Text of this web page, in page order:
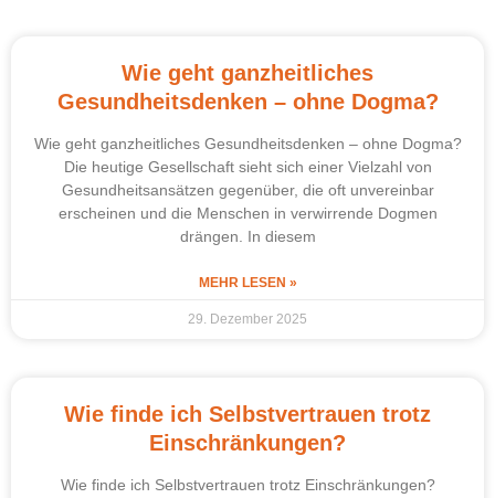
Wie geht ganzheitliches
Gesundheitsdenken – ohne Dogma?
Wie geht ganzheitliches Gesundheitsdenken – ohne Dogma?
Die heutige Gesellschaft sieht sich einer Vielzahl von
Gesundheitsansätzen gegenüber, die oft unvereinbar
erscheinen und die Menschen in verwirrende Dogmen
drängen. In diesem
MEHR LESEN »
29. Dezember 2025
Wie finde ich Selbstvertrauen trotz
Einschränkungen?
Wie finde ich Selbstvertrauen trotz Einschränkungen?